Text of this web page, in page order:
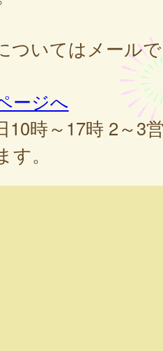
ついてはメール
ージへ
10時～17時 2～3
。